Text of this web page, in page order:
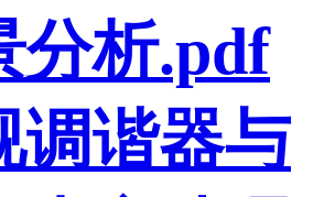
分析.pdf
调谐器与